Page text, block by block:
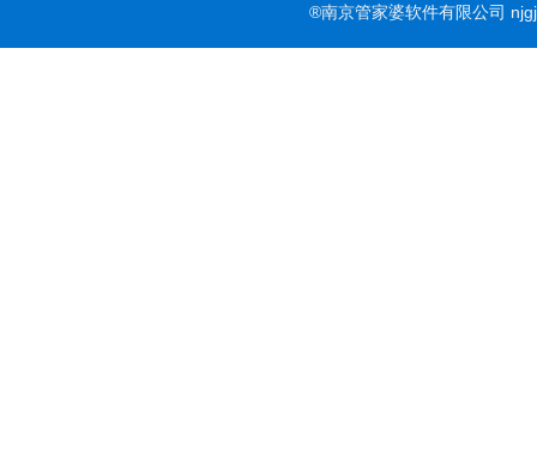
®南京管家婆软件有限公司